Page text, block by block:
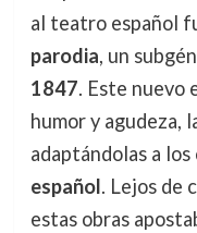
al teatro español
parodia, un
1847. Este nuevo
humor y agudeza,
adaptándolas a
español. Lejos de
estas obras